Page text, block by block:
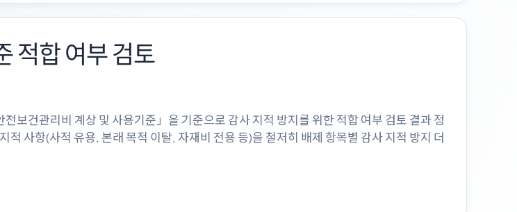
적합 여부 검토
보건관리비 계상 및 사용기준」을 기준으로 감사 지적 방지를 위한 적합 여부 검토 결과 정
사항(사적 유용, 본래 목적 이탈, 자재비 전용 등)을 철저히 배제 항목별 감사 지적 방지 더